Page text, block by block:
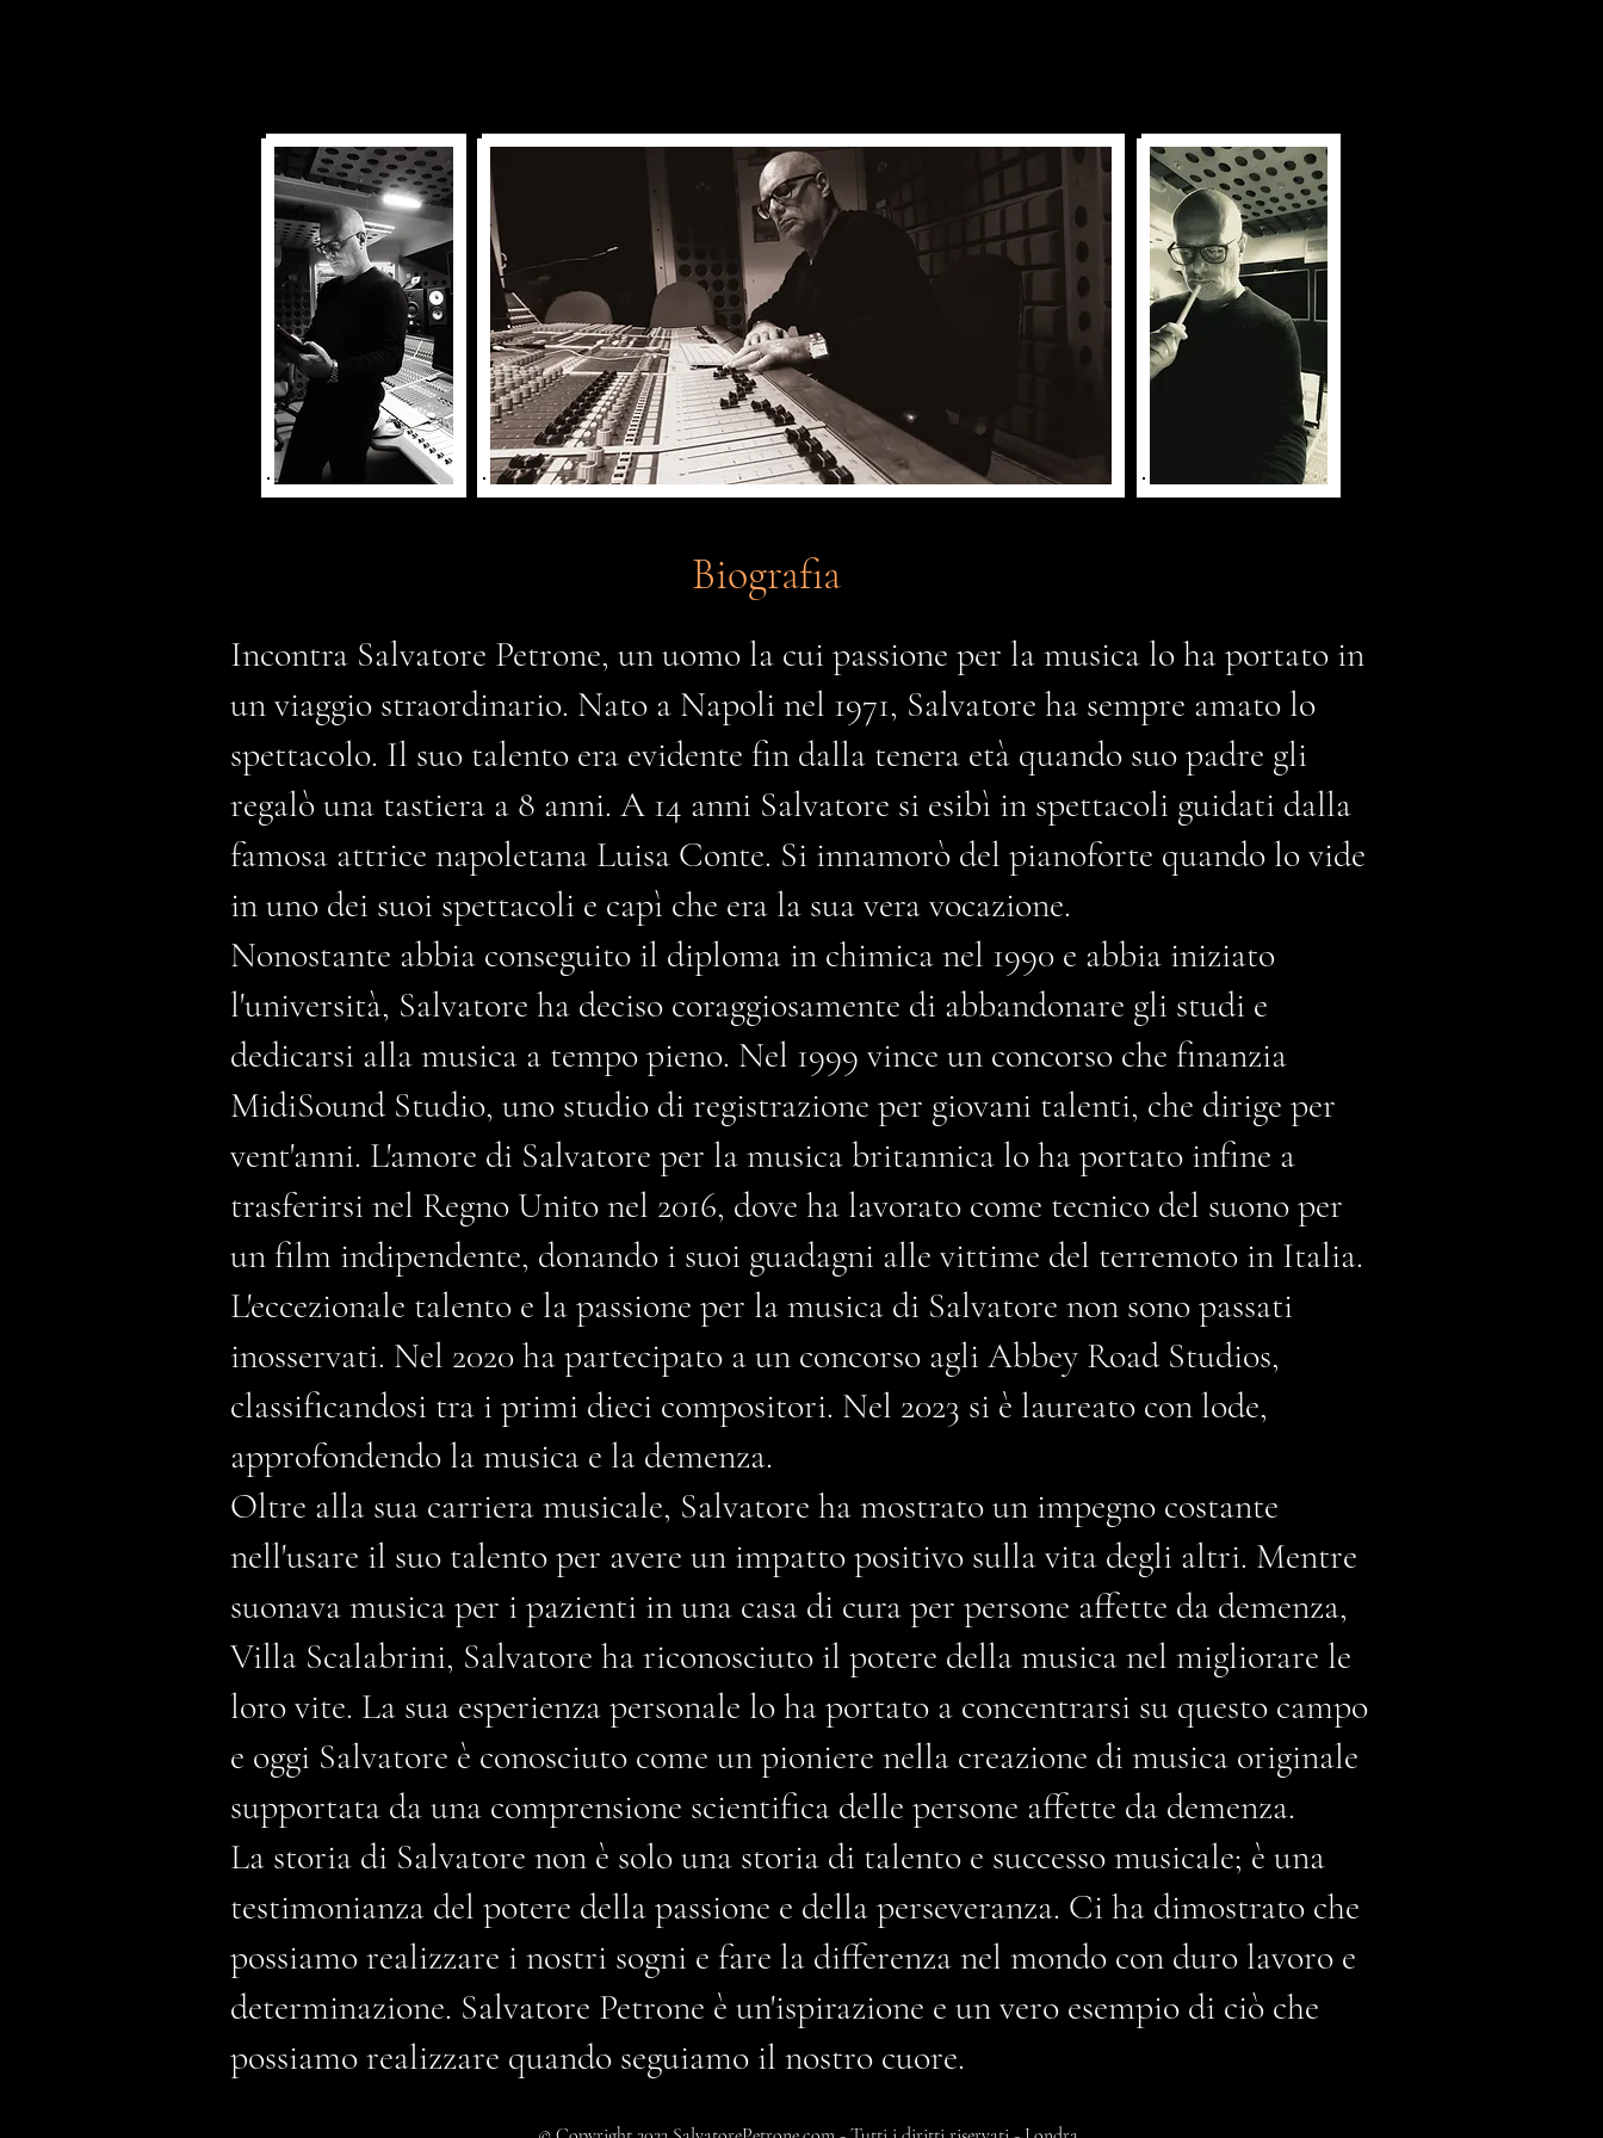
Biografia
Incontra Salvatore Petrone, un uomo la cui passione per la musica lo ha portato in
un viaggio straordinario. Nato a Napoli nel 1971, Salvatore ha sempre amato lo
spettacolo. Il suo talento era evidente fin dalla tenera età quando suo padre gli
regalò una tastiera a 8 anni. A 14 anni Salvatore si esibì in spettacoli guidati dalla
famosa attrice napoletana Luisa Conte. Si innamorò del pianoforte quando lo vide
in uno dei suoi spettacoli e capì che era la sua vera vocazione.
Nonostante abbia conseguito il diploma in chimica nel 1990 e abbia iniziato
l'università, Salvatore ha deciso coraggiosamente di abbandonare gli studi e
dedicarsi alla musica a tempo pieno. Nel 1999 vince un concorso che finanzia
MidiSound Studio, uno studio di registrazione per giovani talenti, che dirige per
vent'anni. L'amore di Salvatore per la musica britannica lo ha portato infine a
trasferirsi nel Regno Unito nel 2016, dove ha lavorato come tecnico del suono per
un film indipendente, donando i suoi guadagni alle vittime del terremoto in Italia.
L'eccezionale talento e la passione per la musica di Salvatore non sono passati
inosservati. Nel 2020 ha partecipato a un concorso agli Abbey Road Studios,
classificandosi tra i primi dieci compositori. Nel 2023 si è laureato con lode,
approfondendo la musica e la demenza.
Oltre alla sua carriera musicale, Salvatore ha mostrato un impegno costante
nell'usare il suo talento per avere un impatto positivo sulla vita degli altri. Mentre
suonava musica per i pazienti in una casa di cura per persone affette da demenza,
Villa Scalabrini, Salvatore ha riconosciuto il potere della musica nel migliorare le
loro vite. La sua esperienza personale lo ha portato a concentrarsi su questo campo
e oggi Salvatore è conosciuto come un pioniere nella creazione di musica originale
supportata da una comprensione scientifica delle persone affette da demenza.
La storia di Salvatore non è solo una storia di talento e successo musicale; è una
testimonianza del potere della passione e della perseveranza. Ci ha dimostrato che
possiamo realizzare i nostri sogni e fare la differenza nel mondo con duro lavoro e
determinazione. Salvatore Petrone è un'ispirazione e un vero esempio di ciò che
possiamo realizzare quando seguiamo il nostro cuore.